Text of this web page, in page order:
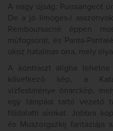
A nagy újság: Puissangeot
De a jó limoges-i
Remboursacné éppen
műfogsorát, és Panta-
okoz hatalmas orra, mely
A kontraszt aligha
következő kép, a
vízfestménye önarckép,
egy lámpást tartó vezető
földalatti sírokat. Jobbra
és Muszorgszkij fantáziája